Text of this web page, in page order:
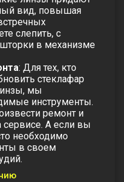
вид, повышая
слепить, с
в механизме
: Для тех, кто
стеклафар
, мы
инструменты.
ремонт и
сервисе. А если вы
необходимо
в своем